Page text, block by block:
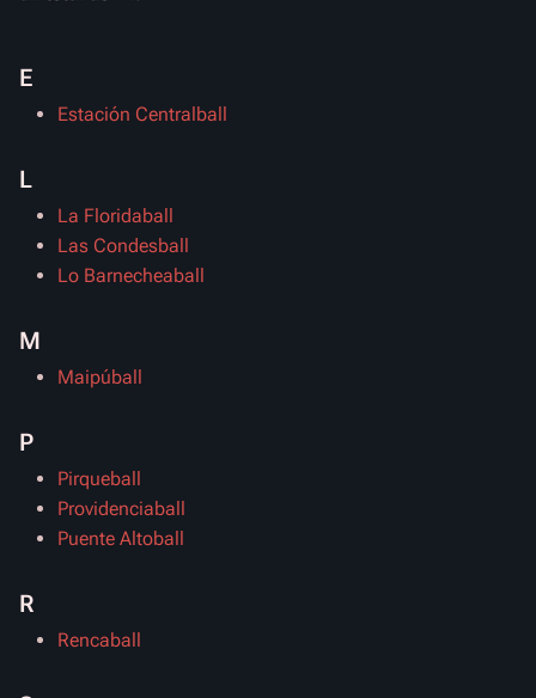
E
Estación Centralball
L
La Floridaball
Las Condesball
Lo Barnecheaball
M
Maipúball
P
Pirqueball
Providenciaball
Puente Altoball
R
Rencaball